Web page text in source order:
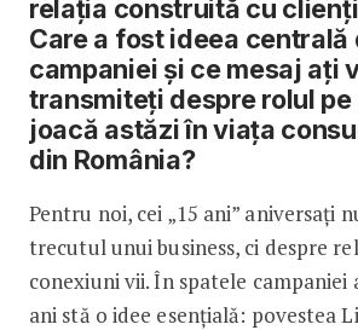
relația construită cu
Care a fost ideea centrală
campaniei și ce mesaj ați
transmiteți despre rolul pe
joacă astăzi în viața
din România?
Pentru noi, cei „15 ani” aniversați
trecutul unui business, ci despre
conexiuni vii. În spatele campaniei
ani stă o idee esențială: povestea